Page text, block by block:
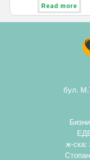
Read more
бул.
ж-ска: